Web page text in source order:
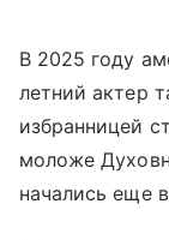
В 2025 году
летний актер
избранницей
моложе
начались еще